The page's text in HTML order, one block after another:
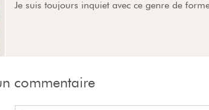
Je suis toujours inquiet avec ce genre de
commentaire